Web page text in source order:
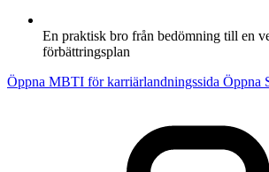
En praktisk bro från bedömning till en
förbättringsplan
Öppna MBTI för karriärlandningssida Öppna